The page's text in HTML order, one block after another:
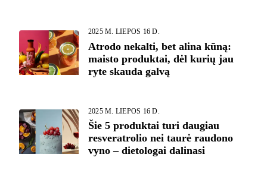
2025 M. LIEPOS 16 D.
Atrodo nekalti, bet alina kūną:
maisto produktai, dėl kurių jau
ryte skauda galvą
2025 M. LIEPOS 16 D.
Šie 5 produktai turi daugiau
resveratrolio nei taurė raudono
vyno – dietologai dalinasi